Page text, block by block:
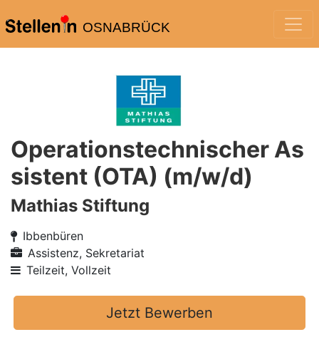
OSNABRÜCK
Operationstechnischer As
sistent (OTA) (m/w/d)
Mathias Stiftung
Ibbenbüren
Assistenz, Sekretariat
Teilzeit, Vollzeit
Jetzt Bewerben